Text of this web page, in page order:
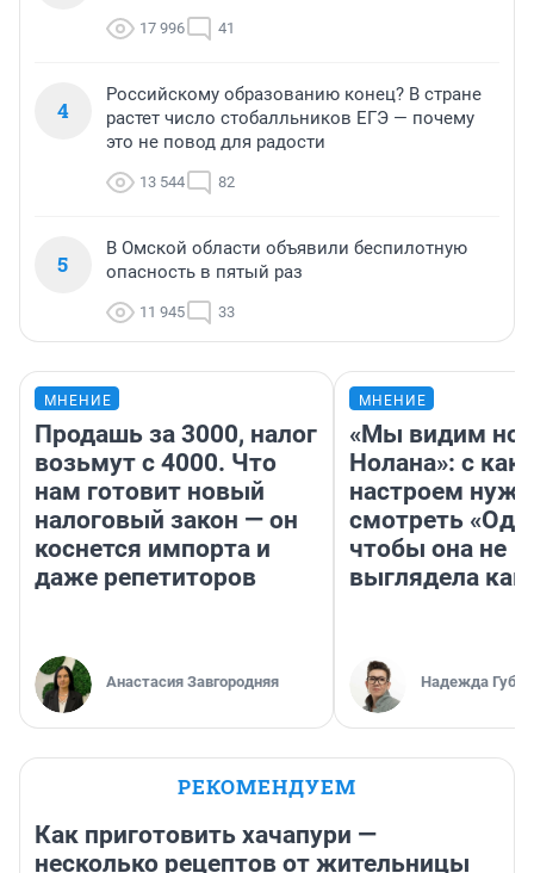
17 996 41
4
Российскому образованию конец? В стране
растет число стобалльников ЕГЭ — почему
это не повод для радости
13 544 82
5
В Омской области объявили беспилотную
опасность в пятый раз
11 945 33
МНЕНИЕ
Продашь за 3000, налог
возьмут с 4000. Что
нам готовит новый
налоговый закон — он
коснется импорта и
даже репетиторов
Анастасия Завгородняя
МНЕНИЕ
«Мы видим
Нолана»: с
настроем
смотреть
чтобы она не
выглядела как
Надежда
РЕКОМЕНДУЕМ
Как приготовить хачапури —
несколько рецептов от жительницы